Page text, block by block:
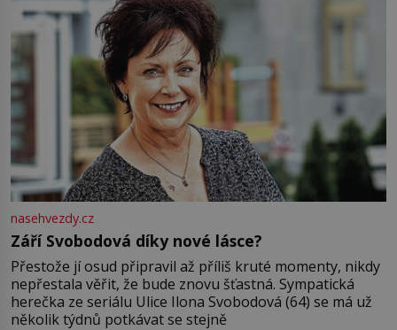
nasehvezdy.cz
Září Svobodová díky nové lásce?
Přestože jí osud připravil až příliš kruté momenty, nikdy
nepřestala věřit, že bude znovu šťastná. Sympatická
herečka ze seriálu Ulice Ilona Svobodová (64) se má už
několik týdnů potkávat se stejně